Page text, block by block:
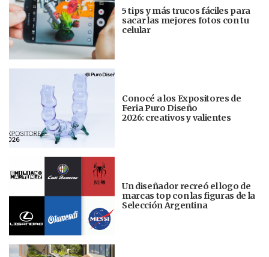
5 tips y más trucos fáciles para
sacar las mejores fotos con tu
celular
Conocé a los Expositores de
Feria Puro Diseño
2026: creativos y valientes
Un diseñador recreó el logo de
marcas top con las figuras de la
Selección Argentina